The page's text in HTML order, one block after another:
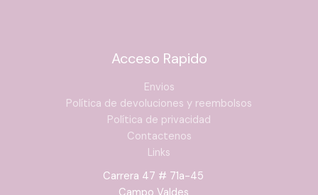
Acceso Rapido
Envios
Política de devoluciones y reembolsos
Política de privacidad
Contactenos
Links
Carrera 47 # 71a-45